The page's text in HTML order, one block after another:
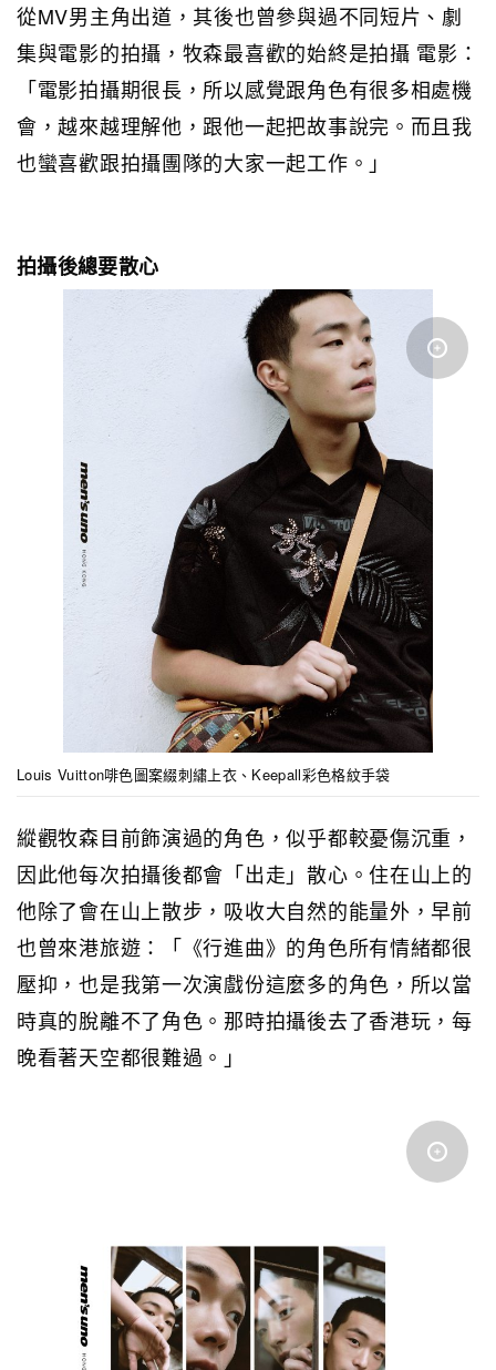
從MV男主角出道，其後也曾參與過不同短片、劇
集與電影的拍攝，牧森最喜歡的始終是拍攝 電影：
「電影拍攝期很長，所以感覺跟角色有很多相處機
會，越來越理解他，跟他一起把故事說完。而且我
也蠻喜歡跟拍攝團隊的大家一起工作。」
拍攝後總要散心
Louis Vuitton啡色圖案綴刺繡上衣、Keepall彩色格紋手袋
縱觀牧森目前飾演過的角色，似乎都較憂傷沉重，
因此他每次拍攝後都會「出走」散心。住在山上的
他除了會在山上散步，吸收大自然的能量外，早前
也曾來港旅遊：「《行進曲》的角色所有情緒都很
壓抑，也是我第一次演戲份這麼多的角色，所以當
時真的脫離不了角色。那時拍攝後去了香港玩，每
晚看著天空都很難過。」